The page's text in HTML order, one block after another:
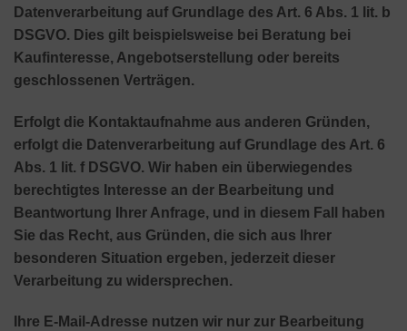
Datenverarbeitung auf Grundlage des Art. 6 Abs. 1 lit. b
DSGVO. Dies gilt beispielsweise bei Beratung bei
Kaufinteresse, Angebotserstellung oder bereits
geschlossenen Verträgen.
Erfolgt die Kontaktaufnahme aus anderen Gründen,
erfolgt die Datenverarbeitung auf Grundlage des Art. 6
Abs. 1 lit. f DSGVO. Wir haben ein überwiegendes
berechtigtes Interesse an der Bearbeitung und
Beantwortung Ihrer Anfrage, und in diesem Fall haben
Sie das Recht, aus Gründen, die sich aus Ihrer
besonderen Situation ergeben, jederzeit dieser
Verarbeitung zu widersprechen.
Ihre E-Mail-Adresse nutzen wir nur zur Bearbeitung